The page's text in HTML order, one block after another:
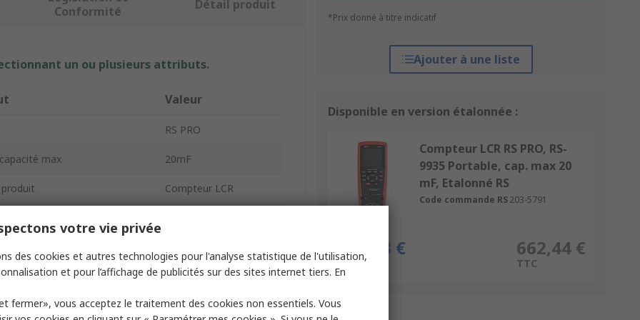
*Prix donné à titre indicatif
Ajouter à une liste
Disponible en version étalonnée :
Compteur LCR RS PRO, RS-
9935 Portable, cap. max 20
mF, Etalonné RS
Code commande RS203-5791
552,03 €
HT
662,44 €
TTC
Conformité
Détail produit
un ou plusieurs attributs.
Valeur
RS PRO
max 20mF
Compteur LCR
batterie AA
LCD
votre vie privée
des cookies et autres technologies pour l'analyse statistique de l'utilisation,
et pour l’affichage de publicités sur des sites internet tiers. En
fermer», vous acceptez le traitement des cookies non essentiels. Vous